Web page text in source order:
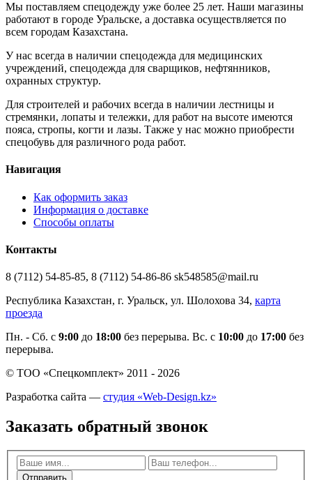
Мы поставляем спецодежду уже более 25 лет. Наши магазины
работают в городе Уральске, а доставка осуществляется по
всем городам Казахстана.
У нас всегда в наличии спецодежда для медицинских
учреждений, спецодежда для сварщиков, нефтянников,
охранных структур.
Для строителей и рабочих всегда в наличии лестницы и
стремянки, лопаты и тележки, для работ на высоте имеются
пояса, стропы, когти и лазы. Также у нас можно приобрести
спецобувь для различного рода работ.
Навигация
Как оформить заказ
Информация о доставке
Способы оплаты
Контакты
8 (7112) 54-85-85, 8 (7112) 54-86-86 sk548585@mail.ru
Республика Казахстан, г. Уральск, ул. Шолохова 34, карта
проезда
Пн. - Cб. с 9:00 до 18:00 без перерыва. Вс. с 10:00 до 17:00 без
перерыва.
© ТОО «Спецкомплект» 2011 - 2026
Разработка сайта — студия «Web-Design.kz»
Заказать обратный звонок
Отправить